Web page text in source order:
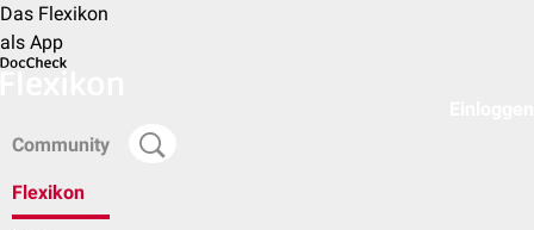
Das Flexikon
als App
Community
Flexikon